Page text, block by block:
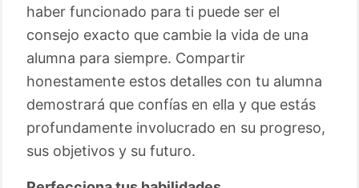
haber funcionado para ti puede ser el
consejo exacto que cambie la vida de una
alumna para siempre. Compartir
honestamente estos detalles con tu alumna
demostrará que confías en ella y que estás
profundamente involucrado en su progreso,
sus objetivos y su futuro.